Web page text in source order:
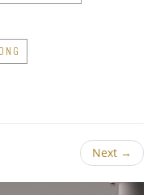
Next →